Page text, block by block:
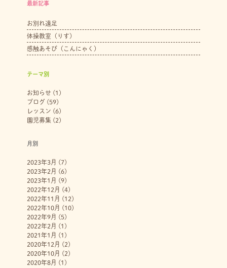
最新記事
お別れ遠足
体操教室（りす）
感触あそび（こんにゃく）
テーマ別
お知らせ(1)
ブログ (59)
レッスン (6)
園児募集 (2)
月別
2023年3月 (7)
2023年2月 (6)
2023年1月 (9)
2022年12月 (4)
2022年11月 (12)
2022年10月 (10)
2022年9月 (5)
2022年2月 (1)
2021年1月 (1)
2020年12月 (2)
2020年10月 (2)
2020年8月 (1)